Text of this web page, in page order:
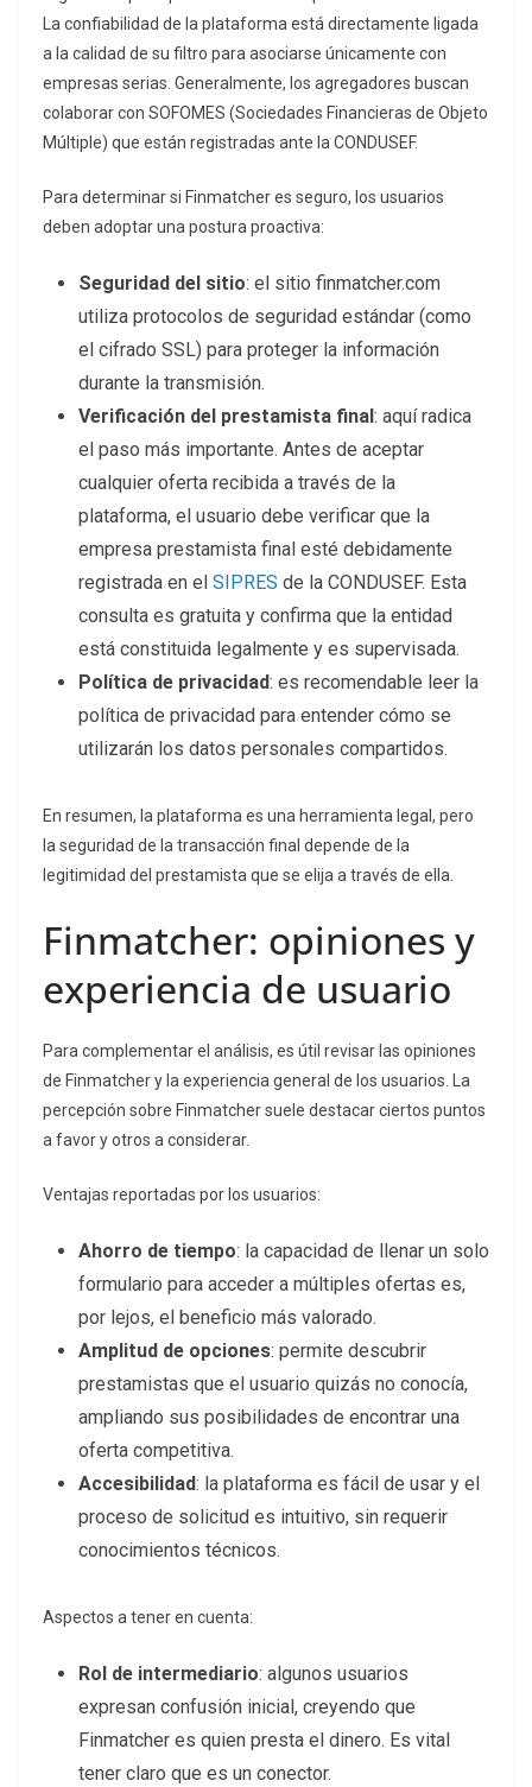
La confiabilidad de la plataforma está directamente ligada
a la calidad de su filtro para asociarse únicamente con
empresas serias. Generalmente, los agregadores buscan
colaborar con SOFOMES (Sociedades Financieras de Objeto
Múltiple) que están registradas ante la CONDUSEF.
Para determinar si Finmatcher es seguro, los usuarios
deben adoptar una postura proactiva:
Seguridad del sitio: el sitio finmatcher.com
utiliza protocolos de seguridad estándar (como
el cifrado SSL) para proteger la información
durante la transmisión.
Verificación del prestamista final: aquí radica
el paso más importante. Antes de aceptar
cualquier oferta recibida a través de la
plataforma, el usuario debe verificar que la
empresa prestamista final esté debidamente
registrada en el SIPRES de la CONDUSEF. Esta
consulta es gratuita y confirma que la entidad
está constituida legalmente y es supervisada.
Política de privacidad: es recomendable leer la
política de privacidad para entender cómo se
utilizarán los datos personales compartidos.
En resumen, la plataforma es una herramienta legal, pero
la seguridad de la transacción final depende de la
legitimidad del prestamista que se elija a través de ella.
Finmatcher: opiniones y
experiencia de usuario
Para complementar el análisis, es útil revisar las opiniones
de Finmatcher y la experiencia general de los usuarios. La
percepción sobre Finmatcher suele destacar ciertos puntos
a favor y otros a considerar.
Ventajas reportadas por los usuarios:
Ahorro de tiempo: la capacidad de llenar un solo
formulario para acceder a múltiples ofertas es,
por lejos, el beneficio más valorado.
Amplitud de opciones: permite descubrir
prestamistas que el usuario quizás no conocía,
ampliando sus posibilidades de encontrar una
oferta competitiva.
Accesibilidad: la plataforma es fácil de usar y el
proceso de solicitud es intuitivo, sin requerir
conocimientos técnicos.
Aspectos a tener en cuenta:
Rol de intermediario: algunos usuarios
expresan confusión inicial, creyendo que
Finmatcher es quien presta el dinero. Es vital
tener claro que es un conector.